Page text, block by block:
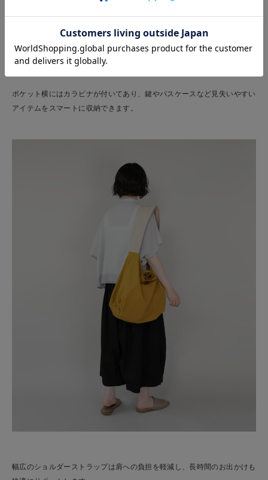
ポケット横にはカラビナが付いてあり、鍵やパスケースなど見失いやすい
アイテムをスマートに収納できます。
幅広のショルダーストラップは肩への負担を軽減し、長時間のお出かけも